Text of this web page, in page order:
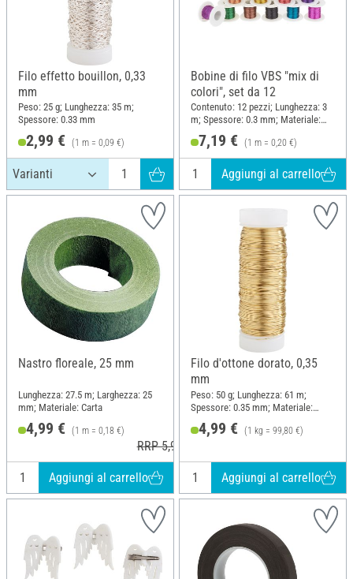
Filo effetto bouillon, 0,33
mm
Peso: 25 g; Lunghezza: 35 m;
Spessore: 0.33 mm
2,99 € (1 m = 0,09 €)
Bobine di filo VBS "mix di
colori", set da 12
Contenuto: 12 pezzi; Lunghezza: 3
m; Spessore: 0.3 mm; Materiale:
Metallo
7,19 € (1 m = 0,20 €)
Aggiungi al carrello
Nastro floreale, 25 mm
Lunghezza: 27.5 m; Larghezza: 25
mm; Materiale: Carta
4,99 € (1 m = 0,18 €)
RRP 5,99 €
Aggiungi al carrello
Filo d'ottone dorato, 0,35
mm
Peso: 50 g; Lunghezza: 61 m;
Spessore: 0.35 mm; Materiale:
Ottone
4,99 € (1 kg = 99,80 €)
Aggiungi al carrello